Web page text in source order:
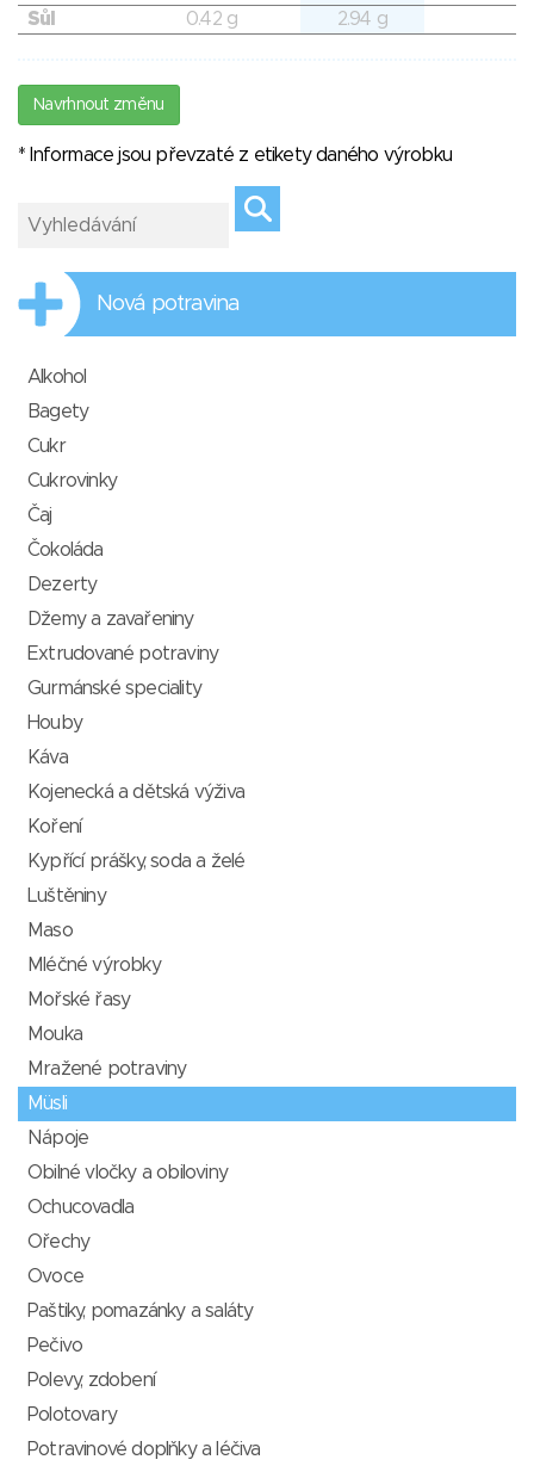
Sůl
0.42 g 2.94 g
Navrhnout změnu
* Informace jsou převzaté z etikety daného výrobku
Nová potravina
Alkohol
Bagety
Cukr
Cukrovinky
Čaj
Čokoláda
Dezerty
Džemy a zavařeniny
Extrudované potraviny
Gurmánské speciality
Houby
Káva
Kojenecká a dětská výživa
Koření
Kypřící prášky, soda a želé
Luštěniny
Maso
Mléčné výrobky
Mořské řasy
Mouka
Mražené potraviny
Müsli
Nápoje
Obilné vločky a obiloviny
Ochucovadla
Ořechy
Ovoce
Paštiky, pomazánky a saláty
Pečivo
Polevy, zdobení
Polotovary
Potravinové doplňky a léčiva